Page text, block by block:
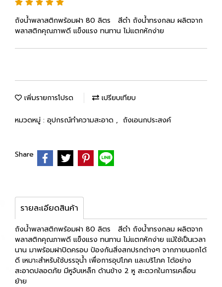
ถังน้ำพลาสติกพร้อมฝา 80 ลิตร สีดำ ถังน้ำทรงกลม ผลิตจาก
พลาสติกคุณภาพดี แข็งแรง ทนทาน ไม่แตกหักง่าย
เพิ่มรายการโปรด เปรียบเทียบ
หมวดหมู่ : อุปกรณ์ทำความสะอาด , ถังเอนกประสงค์
Share
รายละเอียดสินค้า
ถังน้ำพลาสติกพร้อมฝา 80 ลิตร สีดำ ถังน้ำทรงกลม ผลิตจาก
พลาสติกคุณภาพดี แข็งแรง ทนทาน ไม่แตกหักง่าย แม้ใช้เป็นเวลา
นาน มาพร้อมฝาปิดครอบ ป้องกันสิ่งสกปรกต่างๆ จากภายนอกได้
ดี เหมาะสำหรับใช้บรรจุน้ำ เพื่อการอุปโภค และบริโภค ได้อย่าง
สะอาดปลอดภัย มีหูจับเหล็ก ด้านข้าง 2 หู สะดวกในการเคลื่อน
ย้าย